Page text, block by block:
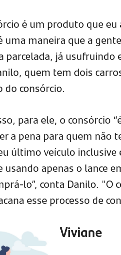
é um produto que
uma maneira que a
parcelada, já usufruindo
quem tem dois
do consórcio.
para ele, o consórcio
a pena para quem não
último veículo inclusive
usando apenas o lance
lo”, conta Danilo. "O
esse processo de
Viviane